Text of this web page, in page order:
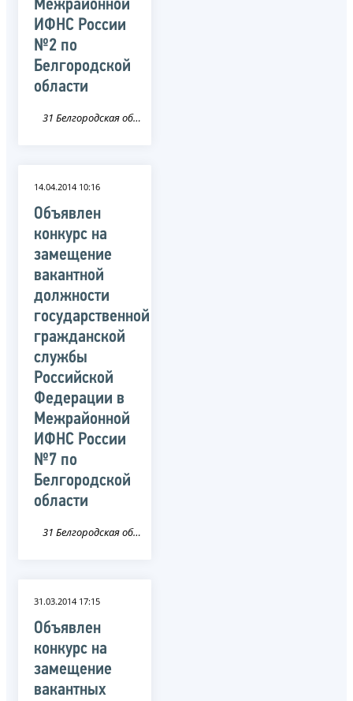
Межрайонной
ИФНС России
№2 по
Белгородской
области
31 Белгородская область
14.04.2014 10:16
Объявлен
конкурс на
замещение
вакантной
должности
государственной
гражданской
службы
Российской
Федерации в
Межрайонной
ИФНС России
№7 по
Белгородской
области
31 Белгородская область
31.03.2014 17:15
Объявлен
конкурс на
замещение
вакантных